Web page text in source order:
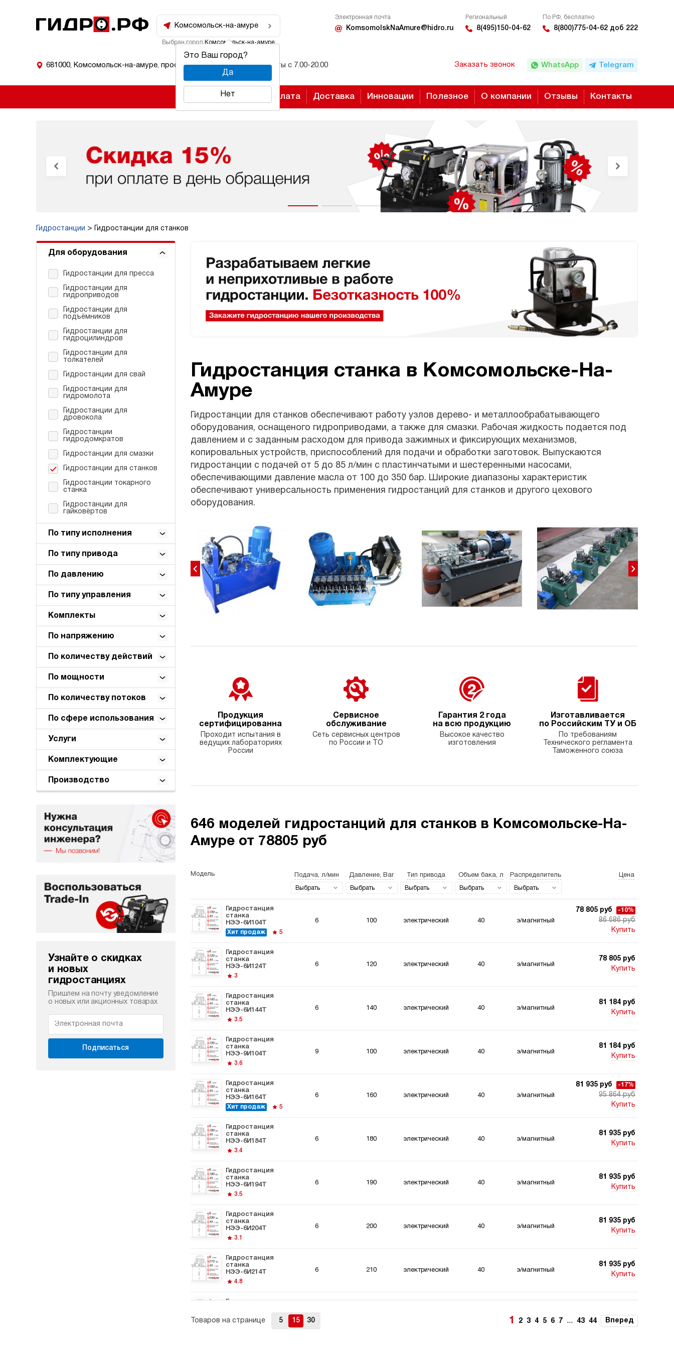
Комсомольск-на-амуре
Это Ваш город?
Да
Нет
Выбран город Комсомольск-на-амуре
Электронная почта
KomsomolskNaAmure@hidro.ru
Региональный
8(495)150-04-62
По РФ, бесплатно
8(800)775-04-62 доб 222
681000 Комсомольск-на-амуре проспект Мира Режим работы с 7.00-20.00 Заказать звонок WhatsApp Telegram
Оплата Доставка Инновации Полезное О компании Отзывы Контакты
Гидростанции Гидростанции для станков
Для оборудования
Гидростанции для пресса
Гидростанции для
гидроприводов
Гидростанции для
подъёмников
Гидростанции для
гидроцилиндров
Гидростанции для
толкателей
Гидростанции для свай
Гидростанции для
гидромолота
Гидростанции для
дровокола
Гидростанции
гидродомкратов
Гидростанции для смазки
Гидростанции для станков
Гидростанции токарного
станка
Гидростанции для
гайковёртов
По типу исполнения
По типу привода
По давлению
По типу управления
Комплекты
По напряжению
По количеству действий
По мощности
По количеству потоков
По сфере использования
Услуги
Комплектующие
Производство
Узнайте о скидках
и новых
гидростанциях
Пришлем на почту уведомление
о новых или акционных товарах
Подписаться
Гидростанция станка в Комсомольске-На-
Амуре
Гидростанции для станков обеспечивают работу узлов дерево- и металлообрабатывающего
оборудования, оснащеного гидроприводами, а также для смазки. Рабочая жидкость подается под
давлением и с заданным расходом для привода зажимных и фиксирующих механизмов,
копировальных устройств, приспособлений для подачи и обработки заготовок. Выпускаются
гидростанции с подачей от 5 до 85 л/мин с пластинчатыми и шестеренными насосами,
обеспечивающими давление масла от 100 до 350 бар. Широкие диапазоны характеристик
обеспечивают универсальность применения гидростанций для станков и другого цехового
оборудования.
Продукция
сертифицированна
Проходит испытания в
ведущих лабораториях
России
Сервисное
обслуживание
Сеть сервисных центров
по России и ТО
Гарантия 2 года
на всю продукцию
Высокое качество
изготовления
Изготавливается
по Российским ТУ и ОБ
По требованиям
Технического регламента
Таможенного союза
646 моделей гидростанций для станков в Комсомольске-На-
Амуре от 78805 руб
Модель Подача, л/мин
Выбрать
Давление, Bar
Выбрать
Тип привода
Выбрать
Объем бака, л
Выбрать
Распределитель
Выбрать
Цена
Гидростанция
станка
НЭЭ-6И104Т
Хит продаж
5
78 805 руб -10%
86 686 руб
Купить
6 100 электрический 40 э/магнитный
Гидростанция
станка
НЭЭ-6И124Т
3
78 805 руб
Купить
6 120 электрический 40 э/магнитный
Гидростанция
станка
НЭЭ-6И144Т
3.5
81 184 руб
Купить
6 140 электрический 40 э/магнитный
Гидростанция
станка
НЭЭ-9И104Т
3.6
81 184 руб
Купить
9 100 электрический 40 э/магнитный
Гидростанция
станка
НЭЭ-6И164Т
Хит продаж
5
81 935 руб -17%
95 864 руб
Купить
6 160 электрический 40 э/магнитный
Гидростанция
станка
НЭЭ-6И184Т
3.4
81 935 руб
Купить
6 180 электрический 40 э/магнитный
Гидростанция
станка
НЭЭ-6И194Т
3.5
81 935 руб
Купить
6 190 электрический 40 э/магнитный
Гидростанция
станка
НЭЭ-6И204Т
3.1
81 935 руб
Купить
6 200 электрический 40 э/магнитный
Гидростанция
станка
НЭЭ-6И214Т
4.8
81 935 руб
Купить
6 210 электрический 40 э/магнитный
Гидростанция
3.7
Купить
Товаров на странице 5 15 30 1 2 3 4 5 6 7 ... 43 44 Вперед